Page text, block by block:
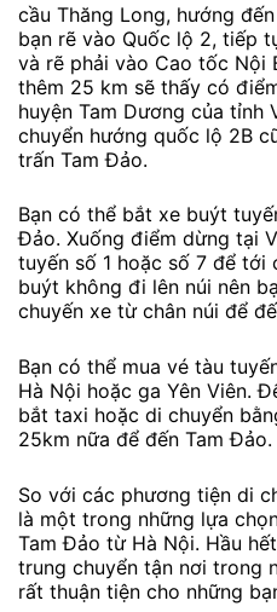
cầu Thăng Long, hướng
bạn rẽ vào Quốc lộ 2, tiếp
và rẽ phải vào Cao tốc Nội
thêm 25 km sẽ thấy có
huyện Tam Dương của tỉnh
chuyển hướng quốc lộ 2B
trấn Tam Đảo.
Bạn có thể bắt xe buýt
Đảo. Xuống điểm dừng tại
tuyến số 1 hoặc số 7 để tới
buýt không đi lên núi nên
chuyến xe từ chân núi để
Bạn có thể mua vé tàu
Hà Nội hoặc ga Yên Viên.
bắt taxi hoặc di chuyển
25km nữa để đến Tam Đảo.
So với các phương tiện di
là một trong những lựa
Tam Đảo từ Hà Nội. Hầu
trung chuyển tận nơi trong
rất thuận tiện cho những